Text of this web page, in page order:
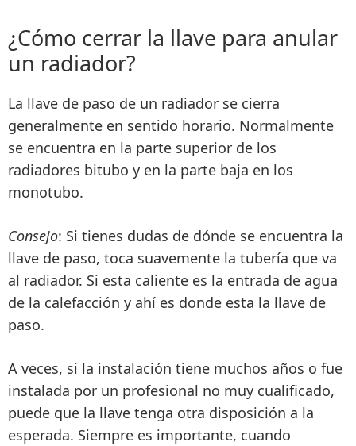
¿Cómo cerrar la llave para anular
un radiador?
La llave de paso de un radiador se cierra
generalmente en sentido horario. Normalmente
se encuentra en la parte superior de los
radiadores bitubo y en la parte baja en los
monotubo.
Consejo: Si tienes dudas de dónde se encuentra la
llave de paso, toca suavemente la tubería que va
al radiador. Si esta caliente es la entrada de agua
de la calefacción y ahí es donde esta la llave de
paso.
A veces, si la instalación tiene muchos años o fue
instalada por un profesional no muy cualificado,
puede que la llave tenga otra disposición a la
esperada. Siempre es importante, cuando